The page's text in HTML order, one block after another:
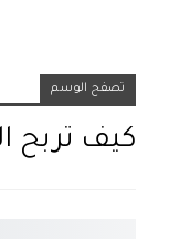
تصفح الوسم
كيف تربح